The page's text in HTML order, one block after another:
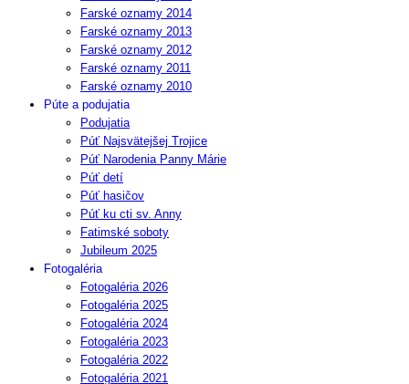
Farské oznamy 2014
Farské oznamy 2013
Farské oznamy 2012
Farské oznamy 2011
Farské oznamy 2010
Púte a podujatia
Podujatia
Púť Najsvätejšej Trojice
Púť Narodenia Panny Márie
Púť detí
Púť hasičov
Púť ku cti sv. Anny
Fatimské soboty
Jubileum 2025
Fotogaléria
Fotogaléria 2026
Fotogaléria 2025
Fotogaléria 2024
Fotogaléria 2023
Fotogaléria 2022
Fotogaléria 2021